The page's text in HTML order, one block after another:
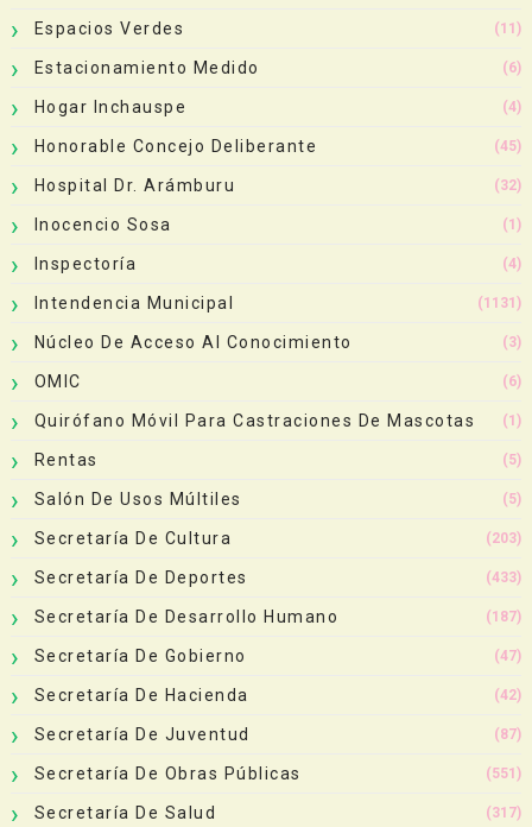
Espacios Verdes (11)
Estacionamiento Medido (6)
Hogar Inchauspe (4)
Honorable Concejo Deliberante (45)
Hospital Dr. Arámburu (32)
Inocencio Sosa (1)
Inspectoría (4)
Intendencia Municipal (1131)
Núcleo De Acceso Al Conocimiento (3)
OMIC (6)
Quirófano Móvil Para Castraciones De Mascotas (1)
Rentas (5)
Salón De Usos Múltiles (5)
Secretaría De Cultura (203)
Secretaría De Deportes (433)
Secretaría De Desarrollo Humano (187)
Secretaría De Gobierno (47)
Secretaría De Hacienda (42)
Secretaría De Juventud (87)
Secretaría De Obras Públicas (551)
Secretaría De Salud (317)